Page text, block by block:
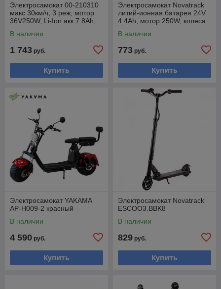
Электросамокат 00-210310
макс 30км/ч, 3 реж, мотор
36V250W, Li-Ion акк.7.8Ah,
В наличии
1 743 руб.
Купить
Электросамокат Novatrack
литий-ионная батарея 24V
4.4Ah, мотор 250W, колеса
В наличии
773 руб.
Купить
Электросамокат YAKAMA
AP-H009-2 красный
В наличии
4 590 руб.
Купить
Электросамокат Novatrack
ESCOO3.BBK8
В наличии
829 руб.
Купить